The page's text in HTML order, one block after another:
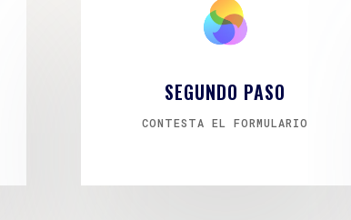
SEGUNDO PASO
CONTESTA EL FORMULARIO